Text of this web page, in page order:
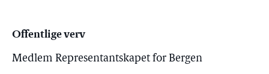
Offentlige verv
Medlem Representantskapet for Bergen